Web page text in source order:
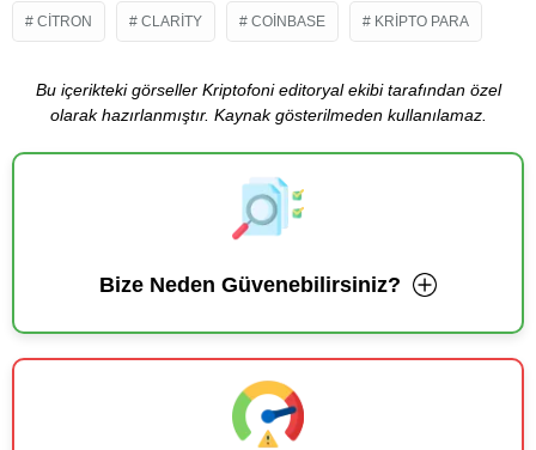
CITRON CLARITY COINBASE KRIPTO PARA
Bu içerikteki görseller Kriptofoni editoryal ekibi tarafından özel
olarak hazırlanmıştır. Kaynak gösterilmeden kullanılamaz.
Bize Neden Güvenebilirsiniz?